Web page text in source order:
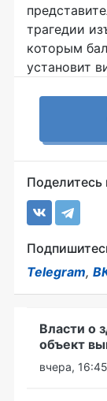
трагедии
которым
установит
Поделитесь
Telegram,
Власти о
объект
вчера, 16:45